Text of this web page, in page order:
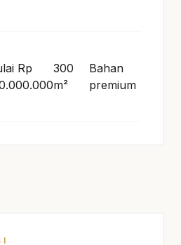
Rp
300
m²
Bahan
premium